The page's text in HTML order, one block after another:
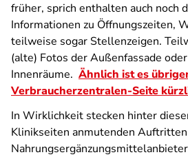
früher, sprich enthalten auch noch
Informationen zu Öffnungszeiten,
teilweise sogar Stellenzeigen.
(alte) Fotos der Außenfassade
Innenräume. Ähnlich ist es
Verbraucherzentralen-Seite
In Wirklichkeit stecken hinter
Klinikseiten anmutenden